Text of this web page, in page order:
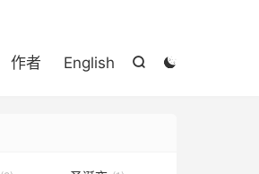


作者 English